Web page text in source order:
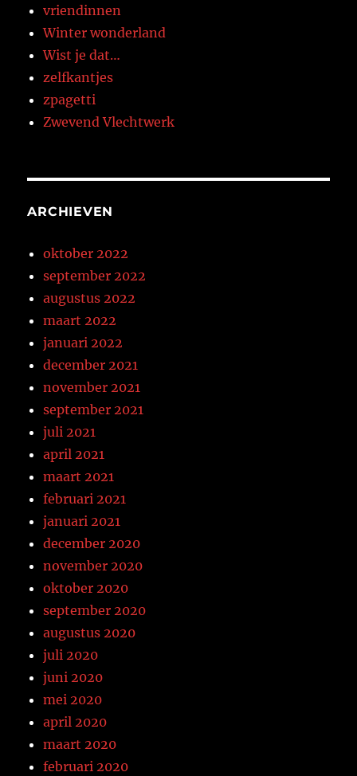
vriendinnen
Winter wonderland
Wist je dat…
zelfkantjes
zpagetti
Zwevend Vlechtwerk
ARCHIEVEN
oktober 2022
september 2022
augustus 2022
maart 2022
januari 2022
december 2021
november 2021
september 2021
juli 2021
april 2021
maart 2021
februari 2021
januari 2021
december 2020
november 2020
oktober 2020
september 2020
augustus 2020
juli 2020
juni 2020
mei 2020
april 2020
maart 2020
februari 2020